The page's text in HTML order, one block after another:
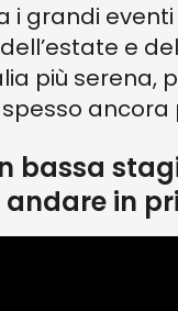
i grandi
e
più serena,
ancora
bassa
andare in